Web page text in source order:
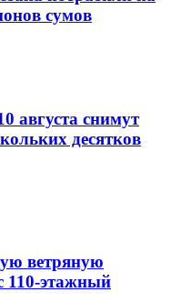
сумов
августа снимут
десятков
ветряную
110-этажный